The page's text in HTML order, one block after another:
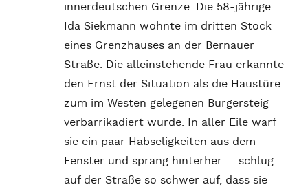
innerdeutschen Grenze. Die 58-jährige
Ida Siekmann wohnte im dritten Stock
eines Grenzhauses an der Bernauer
Straße. Die alleinstehende Frau erkannte
den Ernst der Situation als die Haustüre
zum im Westen gelegenen Bürgersteig
verbarrikadiert wurde. In aller Eile warf
sie ein paar Habseligkeiten aus dem
Fenster und sprang hinterher … schlug
auf der Straße so schwer auf, dass sie